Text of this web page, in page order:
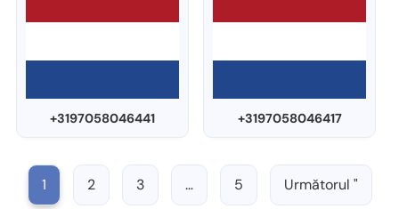
+3197058046441 +3197058046417
1 2 3 … 5 Următorul "